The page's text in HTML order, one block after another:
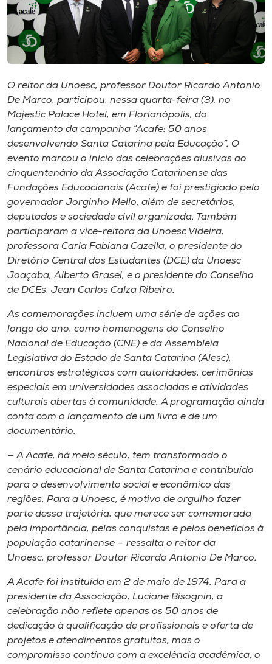
Diplomados
Cultura
CPA
Biblioteca
Editora
Rádio
Museu
Unoesc
Store
Selecione
o idioma
A-
O reitor da Unoesc, professor Doutor Ricardo Antonio
De Marco, participou, nessa quarta-feira (3), no
Majestic Palace Hotel, em Florianópolis, do
lançamento da campanha “Acafe: 50 anos
desenvolvendo Santa Catarina pela Educação”. O
evento marcou o início das celebrações alusivas ao
cinquentenário da Associação Catarinense das
Fundações Educacionais (Acafe) e foi prestigiado pelo
governador Jorginho Mello, além de secretários,
deputados e sociedade civil organizada. Também
participaram a vice-reitora da Unoesc Videira,
professora Carla Fabiana Cazella, o presidente do
Diretório Central dos Estudantes (DCE) da Unoesc
Joaçaba, Alberto Grasel, e o presidente do Conselho
de DCEs, Jean Carlos Calza Ribeiro.
As comemorações incluem uma série de ações ao
longo do ano, como homenagens do Conselho
Nacional de Educação (CNE) e da Assembleia
Legislativa do Estado de Santa Catarina (Alesc),
encontros estratégicos com autoridades, cerimônias
especiais em universidades associadas e atividades
culturais abertas à comunidade. A programação ainda
conta com o lançamento de um livro e de um
documentário.
— A Acafe, há meio século, tem transformado o
cenário educacional de Santa Catarina e contribuído
para o desenvolvimento social e econômico das
regiões. Para a Unoesc, é motivo de orgulho fazer
parte dessa trajetória, que merece ser comemorada
pela importância, pelas conquistas e pelos benefícios à
população catarinense — ressalta o reitor da
Unoesc, professor Doutor Ricardo Antonio De Marco.
A Acafe foi instituída em 2 de maio de 1974. Para a
presidente da Associação, Luciane Bisognin, a
celebração não reflete apenas os 50 anos de
dedicação à qualificação de profissionais e oferta de
projetos e atendimentos gratuitos, mas o
compromisso contínuo com a excelência acadêmica, o